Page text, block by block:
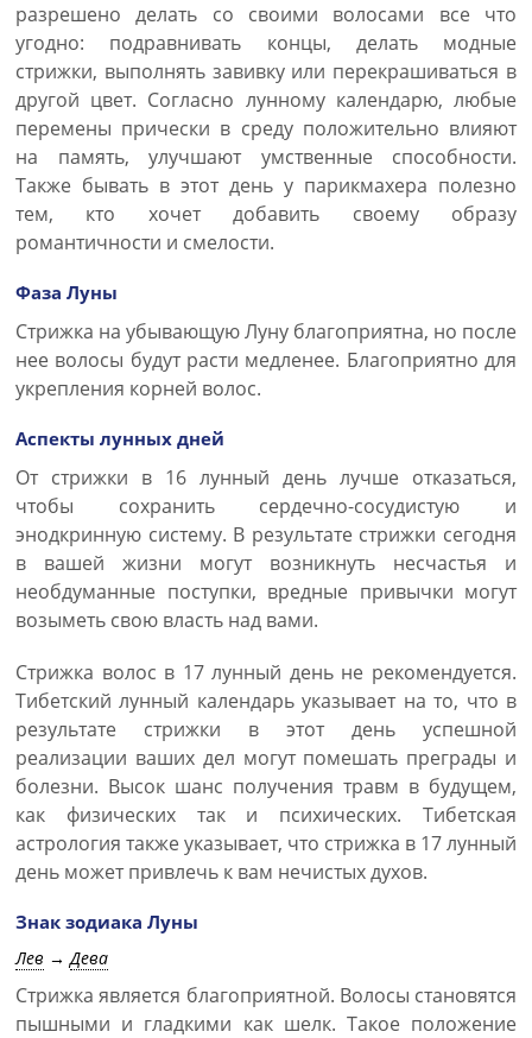
разрешено делать со своими волосами все что
угодно: подравнивать концы, делать модные
стрижки, выполнять завивку или перекрашиваться в
другой цвет. Согласно лунному календарю, любые
перемены прически в среду положительно влияют
на память, улучшают умственные способности.
Также бывать в этот день у парикмахера полезно
тем, кто хочет добавить своему образу
романтичности и смелости.
Фаза Луны
Стрижка на убывающую Луну благоприятна, но после
нее волосы будут расти медленее. Благоприятно для
укрепления корней волос.
Аспекты лунных дней
От стрижки в 16 лунный день лучше отказаться,
чтобы сохранить сердечно-сосудистую и
энодкринную систему. В результате стрижки сегодня
в вашей жизни могут возникнуть несчастья и
необдуманные поступки, вредные привычки могут
возыметь свою власть над вами.
Стрижка волос в 17 лунный день не рекомендуется.
Тибетский лунный календарь указывает на то, что в
результате стрижки в этот день успешной
реализации ваших дел могут помешать преграды и
болезни. Высок шанс получения травм в будущем,
как физических так и психических. Тибетская
астрология также указывает, что стрижка в 17 лунный
день может привлечь к вам нечистых духов.
Знак зодиака Луны
Лев →Дева
Стрижка является благоприятной. Волосы становятся
пышными и гладкими как шелк. Такое положение